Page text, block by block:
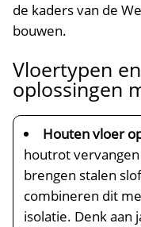
de kaders van de
bouwen.​
Vloertypen
oplossingen
Houten vloer
houtrot
brengen stalen
combineren dit
isolatie.​ Denk aan